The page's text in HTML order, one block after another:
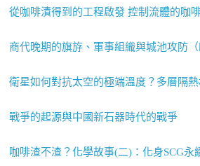
從咖啡漬得到的工程啟發 控制流體的咖
商代晚期的旗斿、軍事組織與城池攻防（
衛星如何對抗太空的極端溫度？多層隔
戰爭的起源與中國新石器時代的戰爭
咖啡渣不渣？化學故事(二)：化身SCG永